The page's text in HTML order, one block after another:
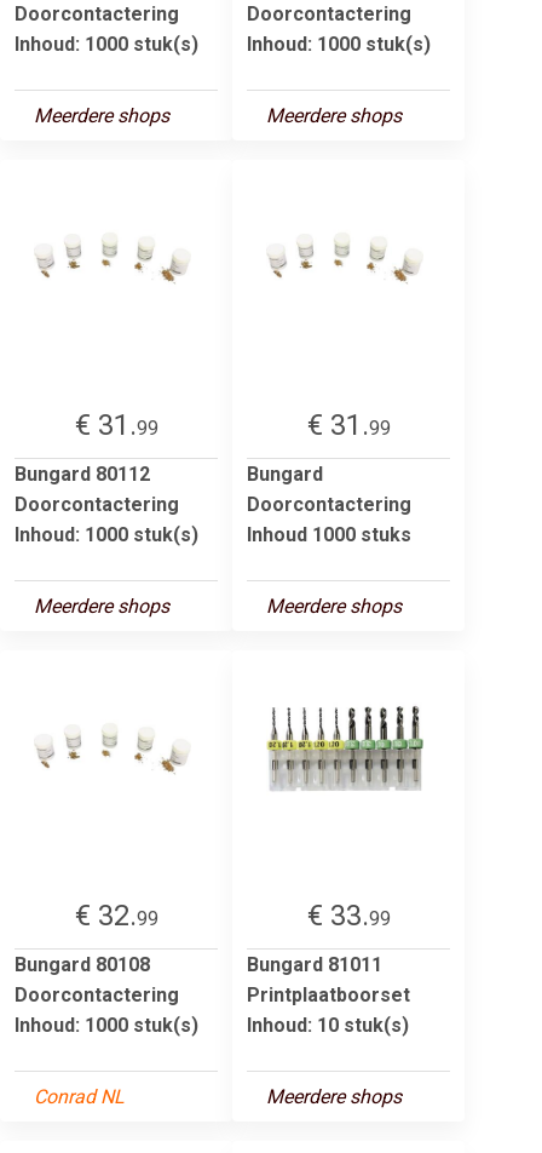
Doorcontactering
Inhoud: 1000 stuk(s)
Meerdere shops
Doorcontactering
Inhoud: 1000 stuk(s)
Meerdere shops
€ 31.99
Bungard 80112
Doorcontactering
Inhoud: 1000 stuk(s)
Meerdere shops
€ 31.99
Bungard
Doorcontactering
Inhoud 1000 stuks
Meerdere shops
€ 32.99
Bungard 80108
Doorcontactering
Inhoud: 1000 stuk(s)
Conrad NL
€ 33.99
Bungard 81011
Printplaatboorset
Inhoud: 10 stuk(s)
Meerdere shops